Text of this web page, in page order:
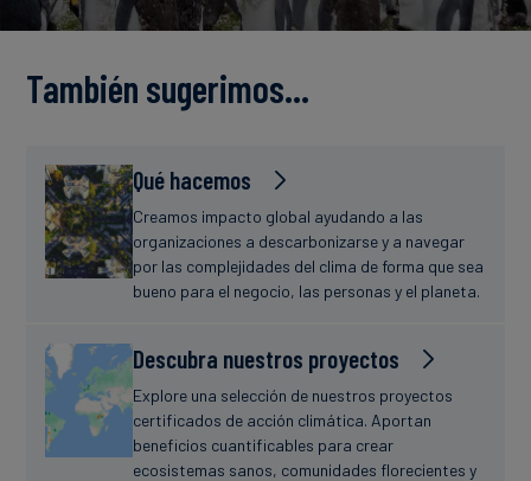
Finanzas
estudio
Noticias
También sugerimos…
Qué hacemos
Creamos impacto global ayudando a las
organizaciones a descarbonizarse y a navegar
por las complejidades del clima de forma que sea
bueno para el negocio, las personas y el planeta.
Descubra nuestros proyectos
Explore una selección de nuestros proyectos
certificados de acción climática. Aportan
beneficios cuantificables para crear
ecosistemas sanos, comunidades florecientes y